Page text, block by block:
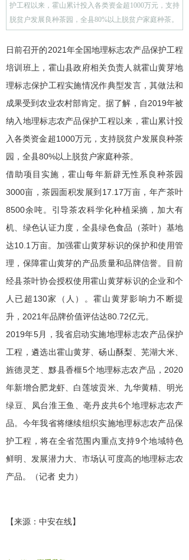
护工程以来，霍山累计投入各类资金超1000万元，支持
脱贫户发展良种茶园，全县80%以上脱贫户家庭种茶。
日前召开的2021年全国地理标志农产品保护工程
培训班上，霍山县政府相关负责人就霍山黄芽地
理标志保护工程实施情况作典型发言，其做法和
成果受到农业农村部肯定。据了解，自2019年被
纳入地理标志农产品保护工程以来，霍山累计投
入各类资金超1000万元，支持脱贫户发展良种茶
园，全县80%以上脱贫户家庭种茶。
借助项目实施，霍山每年新辟无性系良种茶园
3000亩，茶园面积发展到17.17万亩，年产茶叶
8500余吨。引导茶农科学化种植采摘，加大有
机、绿色认证力度，全县绿色食品（茶叶）基地
达10.1万亩。加强霍山黄芽标识的保护和使用管
理，保障霍山黄芽的产品质量和品牌信誉。目前
经县茶叶协会授权使用霍山黄芽标识的企业和个
人已超130家（人）。霍山黄芽影响力不断提
升，2021年品牌价值评估达80.72亿元。
2019年5月，我省启动实施地理标志农产品保护
工程，遴选出霍山黄芽、砀山酥梨、芜湖大米、
旌德灵芝、黟县香榧5个地理标志农产品，2020
年新增合肥龙虾、白莲坡贡米、九华黄精、明光
绿豆、凤台淮王鱼、亳丹皮共6个地理标志农产
品。今年我省将继续组织实施地理标志农产品保
护工程，将在全省范围内重点支持9个地域特色
鲜明、发展潜力大、市场认可度高的地理标志农
产品。（记者 史力）
【来源：中安在线】